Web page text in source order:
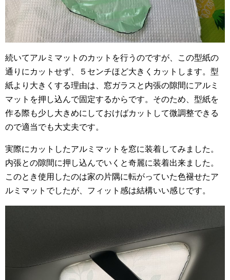
続いてアルミマットのカットを行うのですが、この型紙の
通りにカットせず、５センチほど大きくカットします。型
紙より大きくする理由は、窓ガラスと内張の隙間にアルミ
マットを押し込んで固定するからです。そのため、型紙を
作る際も少し大きめにしておけばカットして微調整できる
ので適当でも大丈夫です。
実際にカットしたアルミマットを窓に装着してみました。
内張との隙間に押し込んでいくと奇麗に装着出来ました。
このとき使用したのは家の片隅に転がっていた色褪せたア
ルミマットでしたが、フィット感は結構いい感じです。